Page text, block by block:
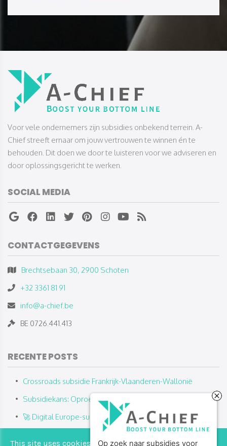
​​​​​​​Voor vele ondernemers zijn subsidies onbekend terrein. A-
Chief streeft ernaar om jouw vertrouwen te winnen én te
behouden. Dit doen we door te luisteren voor we adviseren en
door oplossingsgericht te werken.
SOCIAL MEDIA
CONTACTGEGEVENS
Brechtsebaan 30, 2900 Schoten
+32 3361 81 91
info@a-chief.be
BE 0726.441.413
RECENTE POSTS
Crossroads subsidie Frankrijk-Vlaanderen-Wallonië
Subsidiekans: Oproep Defensie 2025
🚀 Digital Europe-subsidies 2025: Wat, voor wie en hoe?
Schaalklaar: subsidie voor jonge innovatieve bedrijven die
This site uses cookies from Google to deliver its
Op zoek naar subsidies voor